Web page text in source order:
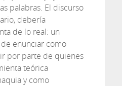
palabras. El discurso
debería
de lo real: un
enunciar como
por parte de quienes
teórica
y como